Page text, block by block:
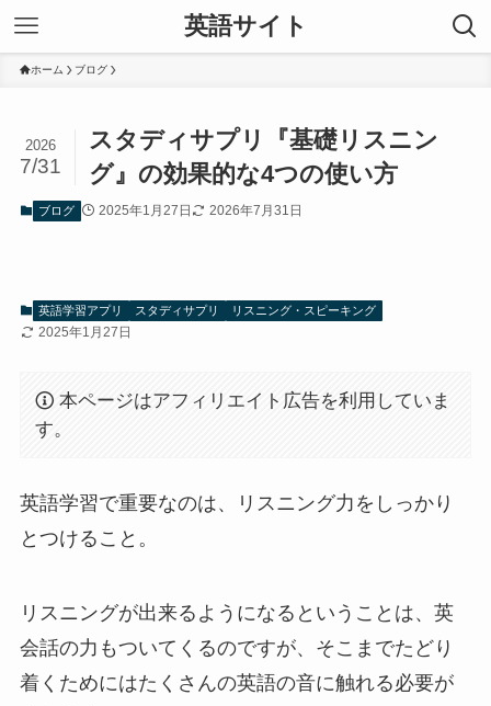
英語サイト
ホーム ブログ
スタディサプリ『基礎リスニン
グ』の効果的な4つの使い方
2026
7/31
ブログ 2025年1月27日 2026年7月31日
英語学習アプリ スタディサプリ リスニング・スピーキング
2025年1月27日
本ページはアフィリエイト広告を利用していま
す。
英語学習で重要なのは、リスニング力をしっかり
とつけること。
リスニングが出来るようになるということは、英
会話の力もついてくるのですが、そこまでたどり
着くためにはたくさんの英語の音に触れる必要が